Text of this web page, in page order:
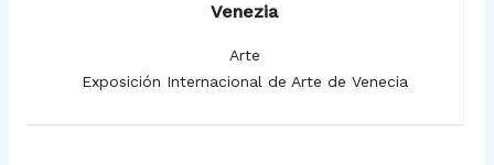
Venezia
Arte
Exposición Internacional de Arte de Venecia